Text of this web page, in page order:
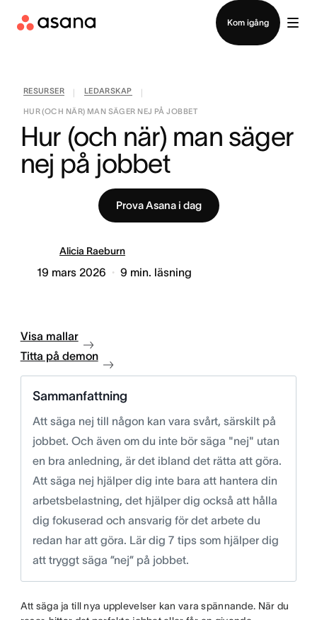
Kom igång
RESURSER LEDARSKAP
HUR (OCH NÄR) MAN SÄGER NEJ PÅ JOBBET
Hur (och när) man säger
nej på jobbet
Prova Asana i dag
Alicia Raeburn
19 mars 2026 9 min. läsning
Visa mallar
Titta på demon
Sammanfattning
Att säga nej till någon kan vara svårt, särskilt på
jobbet. Och även om du inte bör säga "nej" utan
en bra anledning, är det ibland det rätta att göra.
Att säga nej hjälper dig inte bara att hantera din
arbetsbelastning, det hjälper dig också att hålla
dig fokuserad och ansvarig för det arbete du
redan har att göra. Lär dig 7 tips som hjälper dig
att tryggt säga ”nej” på jobbet.
Att säga ja till nya upplevelser kan vara spännande. När du